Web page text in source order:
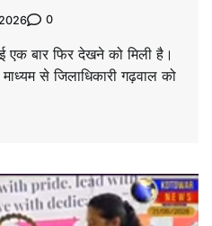
0
एक बार फिर देखने को मिली है।
से जिलाधिकारी गढ़वाल को